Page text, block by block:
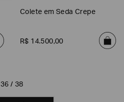
Colete em Seda Crepe
R$ 14.500,00
36 / 38